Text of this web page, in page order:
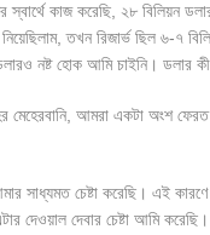
স্বার্থে কাজ করেছি, ২৮ বিলিয়ন
নিয়েছিলাম, তখন রিজার্ভ ছিল ৬-৭
নষ্ট হোক আমি চাইনি। ডলার
মেহেরবানি, আমরা একটা অংশ
সাধ্যমত চেষ্টা করেছি। এই
দেওয়াল দেবার চেষ্টা আমি